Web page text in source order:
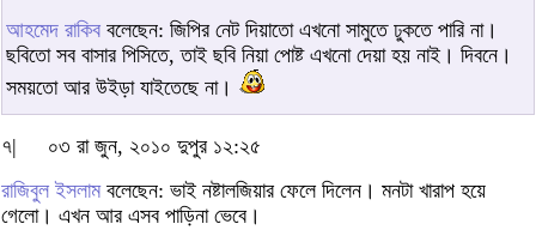
আহমেদ রাকিব বলেছেন: জিপির নেট দিয়াতো এখনো সামুতে ঢুকতে পারি না।
ছবিতো সব বাসার পিসিতে, তাই ছবি নিয়া পোষ্ট এখনো দেয়া হয় নাই। দিবনে।
সময়তো আর উইড়া যাইতেছে না।
৭|
০৩ রা জুন, ২০১০ দুপুর ১২:২৫
রাজিবুল ইসলামবলেছেন: ভাই নষ্টালজিয়ার ফেলে দিলেন। মনটা খারাপ হয়ে
গেলো। এখন আর এসব পাড়িনা ভেবে।